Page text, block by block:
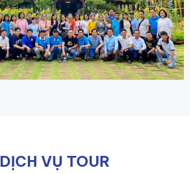
DỊCH VỤ TOUR